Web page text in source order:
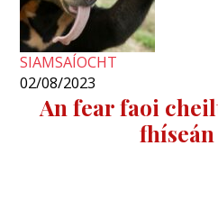
SIAMSAÍOCHT
02/08/2023
An fear faoi
fhíseán